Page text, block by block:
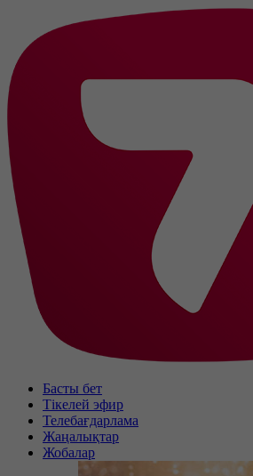
Басты бет
Тікелей эфир
Телебағдарлама
Жаңалықтар
Жобалар